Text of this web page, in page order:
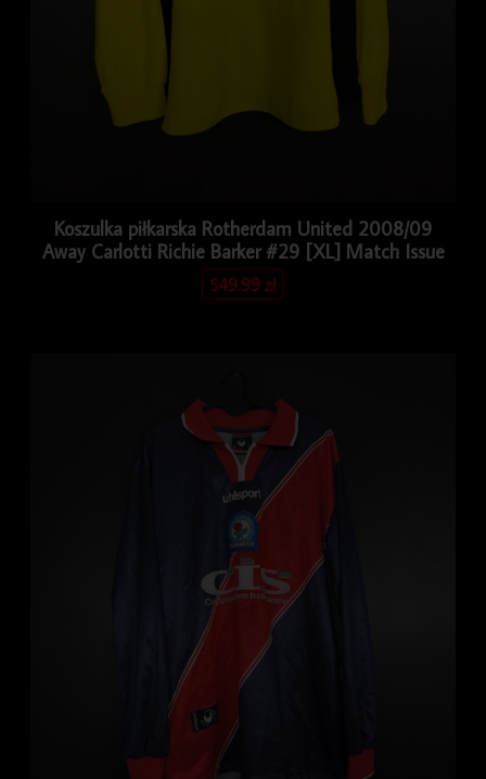
Koszulka piłkarska Rotherdam United 2008/09
Away Carlotti Richie Barker #29 [XL] Match Issue
549.99zł